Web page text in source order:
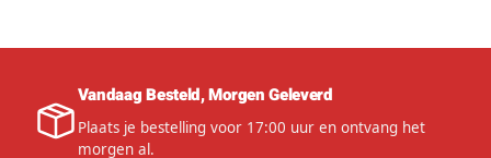
Vandaag Besteld, Morgen Geleverd
Plaats je bestelling voor 17:00 uur en ontvang het
morgen al.